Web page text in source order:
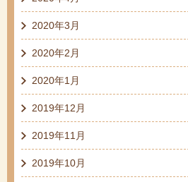
2020年3月
2020年2月
2020年1月
2019年12月
2019年11月
2019年10月